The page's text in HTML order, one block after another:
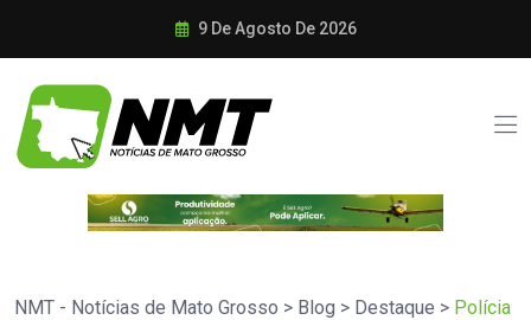
9 De Agosto De 2026
NMT - Notícias de Mato Grosso > Blog > Destaque > Polícia